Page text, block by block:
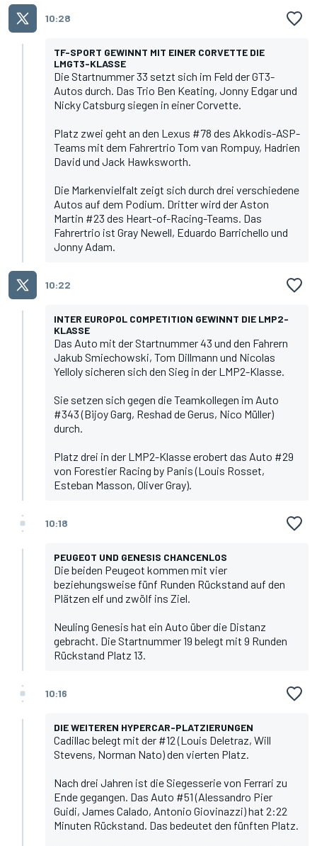
10:28
TF-SPORT GEWINNT MIT EINER CORVETTE DIE
LMGT3-KLASSE
Die Startnummer 33 setzt sich im Feld der GT3-
Autos durch. Das Trio Ben Keating, Jonny Edgar und
Nicky Catsburg siegen in einer Corvette.
Platz zwei geht an den Lexus #78 des Akkodis-ASP-
Teams mit dem Fahrertrio Tom van Rompuy, Hadrien
David und Jack Hawksworth.
Die Markenvielfalt zeigt sich durch drei verschiedene
Autos auf dem Podium. Dritter wird der Aston
Martin #23 des Heart-of-Racing-Teams. Das
Fahrertrio ist Gray Newell, Eduardo Barrichello und
Jonny Adam.
10:22
INTER EUROPOL COMPETITION GEWINNT DIE LMP2-
KLASSE
Das Auto mit der Startnummer 43 und den Fahrern
Jakub Smiechowski, Tom Dillmann und Nicolas
Yelloly sicheren sich den Sieg in der LMP2-Klasse.
Sie setzen sich gegen die Teamkollegen im Auto
#343 (Bijoy Garg, Reshad de Gerus, Nico Müller)
durch.
Platz drei in der LMP2-Klasse erobert das Auto #29
von Forestier Racing by Panis (Louis Rosset,
Esteban Masson, Oliver Gray).
10:18
PEUGEOT UND GENESIS CHANCENLOS
Die beiden Peugeot kommen mit vier
beziehungsweise fünf Runden Rückstand auf den
Plätzen elf und zwölf ins Ziel.
Neuling Genesis hat ein Auto über die Distanz
gebracht. Die Startnummer 19 belegt mit 9 Runden
Rückstand Platz 13.
10:16
DIE WEITEREN HYPERCAR-PLATZIERUNGEN
Cadillac belegt mit der #12 (Louis Deletraz, Will
Stevens, Norman Nato) den vierten Platz.
Nach drei Jahren ist die Siegesserie von Ferrari zu
Ende gegangen. Das Auto #51 (Alessandro Pier
Guidi, James Calado, Antonio Giovinazzi) hat 2:22
Minuten Rückstand. Das bedeutet den fünften Platz.